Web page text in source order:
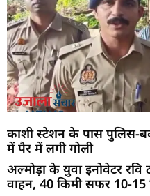
काशी स्टेशन के पास पुलिस-
में पैर में लगी गोली
अल्मोड़ा के युवा इनोवेटर रवि
वाहन, 40 किमी सफर 10-15